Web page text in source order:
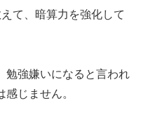
て、暗算力を強化して
勉強嫌いになると言われ
じません。